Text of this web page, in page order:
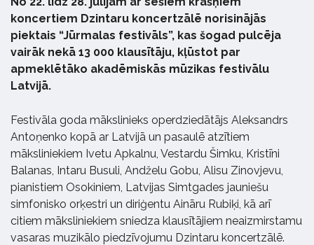
koncertiem Dzintaru koncertzālē norisinājās
piektais “Jūrmalas festivāls”, kas šogad pulcēja
vairāk nekā 13 000 klausītāju, kļūstot par
apmeklētāko akadēmiskās mūzikas festivālu
Latvijā.
Festivāla goda mākslinieks operdziedātājs Aleksandrs
Antoņenko kopā ar Latvijā un pasaulē atzītiem
māksliniekiem Ivetu Apkalnu, Vestardu Šimku, Kristīni
Balanas, Intaru Busuli, Andželu Gobu, Alisu Zinovjevu,
pianistiem Osokiniem, Latvijas Simtgades jauniešu
simfonisko orķestri un diriģentu Aināru Rubiķi, kā arī
citiem māksliniekiem sniedza klausītājiem neaizmirstamu
vasaras muzikālo piedzīvojumu Dzintaru koncertzālē.